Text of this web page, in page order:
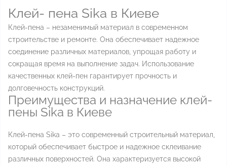
Клей- пена Sika в Киеве
Клей-пена – незаменимый материал в современном
строительстве и ремонте. Она обеспечивает надежное
соединение различных материалов, упрощая работу и
сокращая время на выполнение задач. Использование
качественных клей-пен гарантирует прочность и
долговечность конструкций.
Преимущества и назначение клей-
пены Sika в Киеве
Клей-пена Sika – это современный строительный материал,
который обеспечивает быстрое и надежное склеивание
различных поверхностей. Она характеризуется высокой